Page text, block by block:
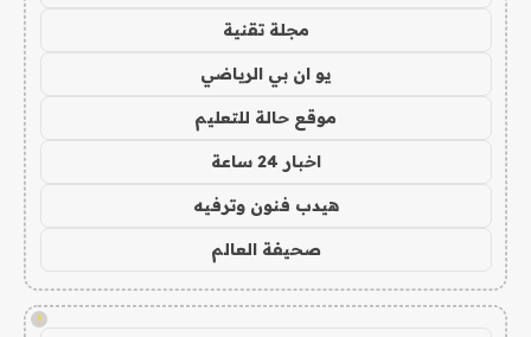
مجلة تقنية
يو ان بي الرياضي
موقع حالة للتعليم
اخبار 24 ساعة
هيدب فنون وترفيه
صحيفة العالم
!